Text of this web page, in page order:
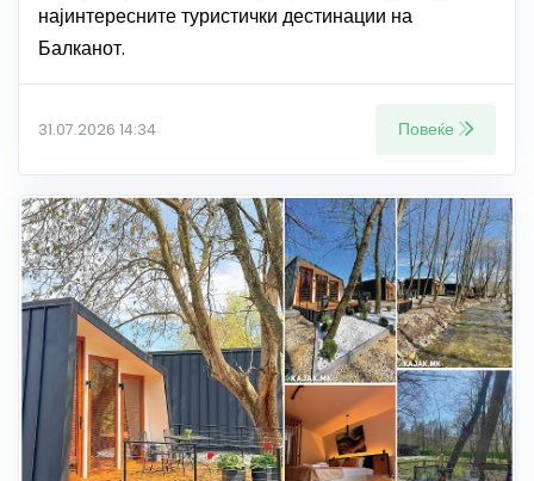
најинтересните туристички дестинации на
Балканот.
31.07.2026 14:34 Повеќе